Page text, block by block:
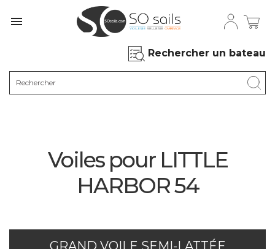

Rechercher un bateau
Voiles pour LITTLE
HARBOR 54
GRAND VOILE SEMI-LATTÉE